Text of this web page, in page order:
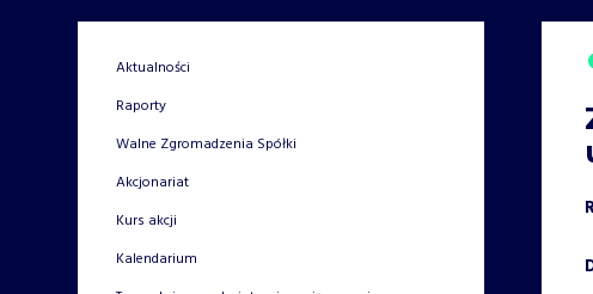
Aktualności
Raporty
Walne Zgromadzenia Spółki
Akcjonariat
Kurs akcji
Kalendarium